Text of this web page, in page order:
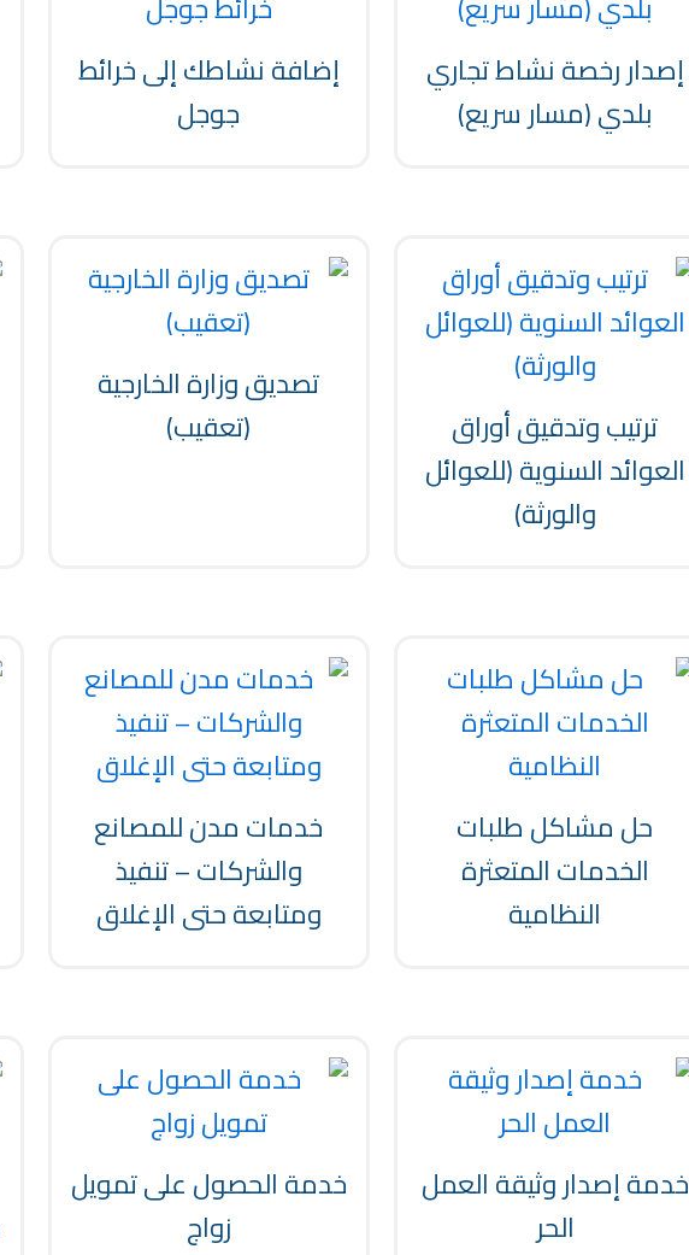
إصدار رخصة نشاط تجاري
بلدي (مسار سريع)
إضافة نشاطك إلى خرائط
جوجل
ترتيب وتدقيق أوراق
العوائد السنوية (للعوائل
والورثة)
تصديق وزارة الخارجية
(تعقيب)
حل مشاكل طلبات
الخدمات المتعثرة
النظامية
خدمات مدن للمصانع
والشركات – تنفيذ
ومتابعة حتى الإغلاق
خدمة إصدار وثيقة العمل
الحر
خدمة الحصول على تمويل
زواج